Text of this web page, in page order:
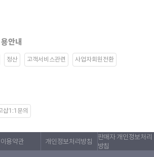
안내
정산 고객서비스관련 사업자회원전환
샵1:1문의
이용약관 개인정보처리방침
판매자 개인정보처리
방침